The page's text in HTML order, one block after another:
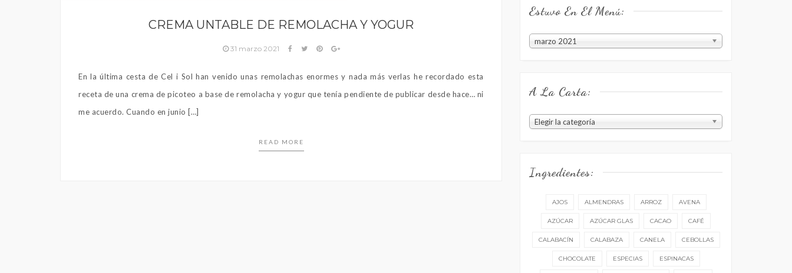
CREMA UNTABLE DE REMOLACHA Y YOGUR
31 marzo 2021
En la última cesta de Cel i Sol han venido unas remolachas enormes y nada más verlas he recordado esta
receta de una crema de picoteo a base de remolacha y yogur que tenía pendiente de publicar desde hace… ni
me acuerdo. Cuando en junio […]
READ MORE
Estuvo En El Menú:
Estuvo
marzo 2021
A La Carta:
Elegir la categoría
Ingredientes:
AJOS ALMENDRAS ARROZ AVENA
AZÚCAR AZÚCAR GLAS CACAO CAFÉ
CALABACÍN CALABAZA CANELA CEBOLLAS
CHOCOLATE ESPECIAS ESPINACAS